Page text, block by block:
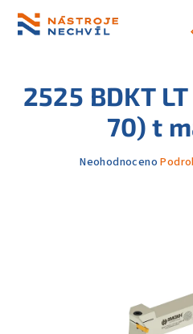
obsah
2525 BDKT
70) t
Průměrné
Neohodnoceno